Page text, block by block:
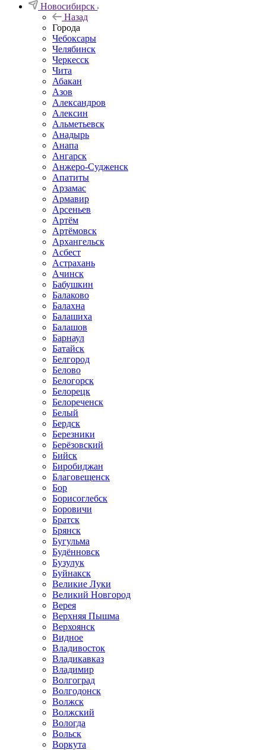
Новосибирск
Назад
Города
Чебоксары
Челябинск
Черкесск
Чита
Абакан
Азов
Александров
Алексин
Альметьевск
Анадырь
Анапа
Ангарск
Анжеро-Судженск
Апатиты
Арзамас
Армавир
Арсеньев
Артём
Артёмовск
Архангельск
Асбест
Астрахань
Ачинск
Бабушкин
Балаково
Балахна
Балашиха
Балашов
Барнаул
Батайск
Белгород
Белово
Белогорск
Белорецк
Белореченск
Белый
Бердск
Березники
Берёзовский
Бийск
Биробиджан
Благовещенск
Бор
Борисоглебск
Боровичи
Братск
Брянск
Бугульма
Будённовск
Бузулук
Буйнакск
Великие Луки
Великий Новгород
Верея
Верхняя Пышма
Верхоянск
Видное
Владивосток
Владикавказ
Владимир
Волгоград
Волгодонск
Волжск
Волжский
Вологда
Вольск
Воркута